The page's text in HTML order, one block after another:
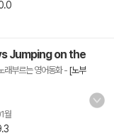
Jumping on the
래부르는 영어동화- [노부
월